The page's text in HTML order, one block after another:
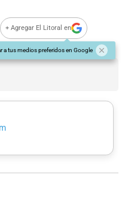
+ Agregar El Litoral en
a tus medios preferidos en Google